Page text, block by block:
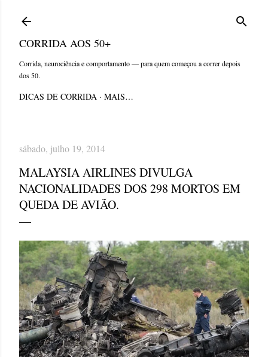
CORRIDA AOS 50+
Corrida, neurociência e comportamento — para quem começou a correr depois
dos 50.
DICAS DE CORRIDA MAIS…
sábado, julho 19, 2014
MALAYSIA AIRLINES DIVULGA
NACIONALIDADES DOS 298 MORTOS EM
QUEDA DE AVIÃO.